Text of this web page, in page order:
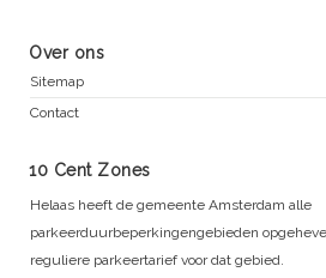
Over ons
Sitemap
Contact
10 Cent Zones
Helaas heeft de gemeente Amsterdam alle
parkeerduurbeperkingengebieden
reguliere parkeertarief voor dat gebied.